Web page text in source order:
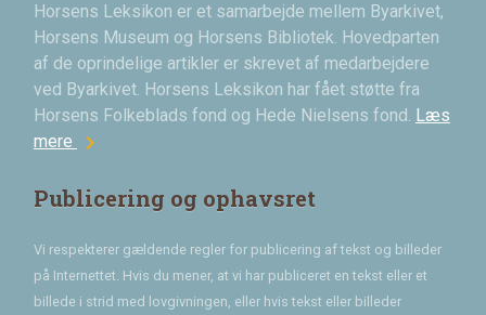
Horsens Leksikon er et samarbejde mellem Byarkivet,
Horsens Museum og Horsens Bibliotek. Hovedparten
af de oprindelige artikler er skrevet af medarbejdere
ved Byarkivet. Horsens Leksikon har fået støtte fra
Horsens Folkeblads fond og Hede Nielsens fond. Læs
mere chevron_right
Publicering og ophavsret
Vi respekterer gældende regler for publicering af tekst og billeder
på Internettet. Hvis du mener, at vi har publiceret en tekst eller et
billede i strid med lovgivningen, eller hvis tekst eller billeder